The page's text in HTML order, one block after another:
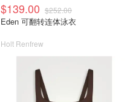
$139.00 $252.00
Eden 可翻转连体泳衣
Holt Renfrew